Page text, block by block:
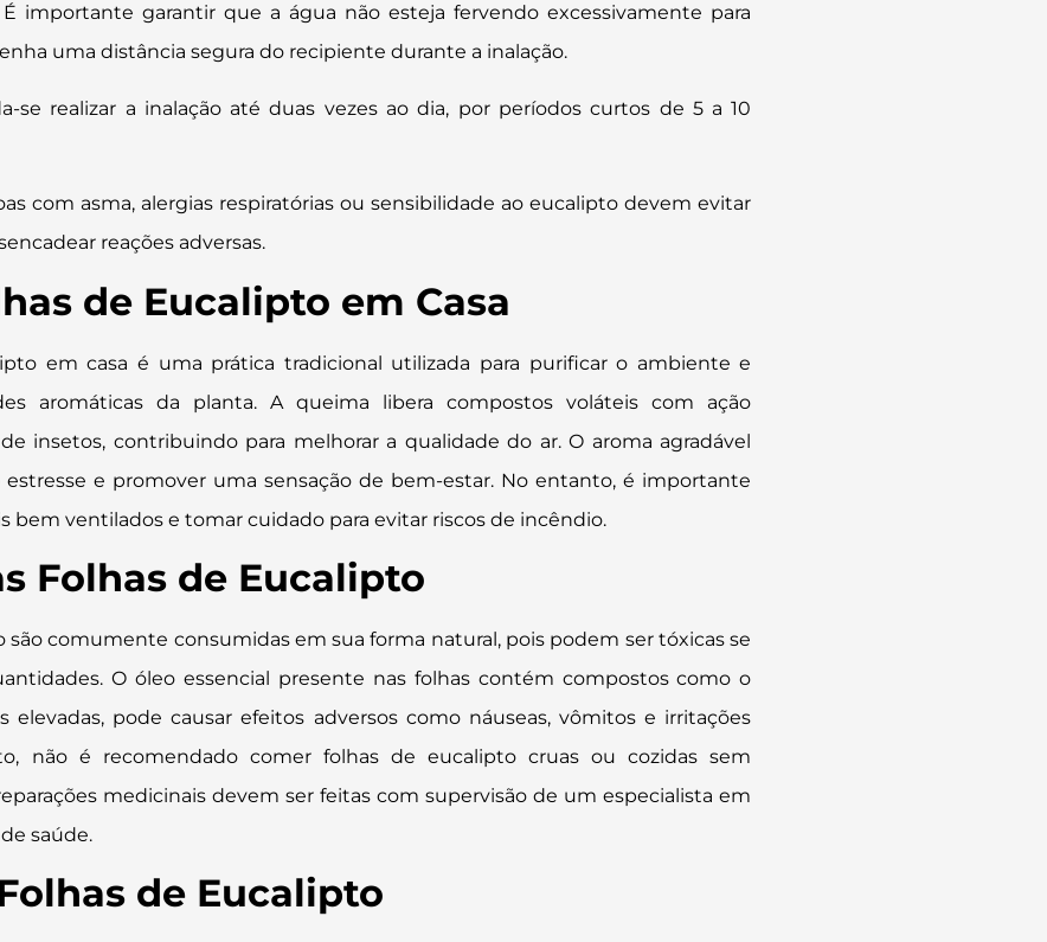
É importante garantir que a água não esteja fervendo excessivamente para
uma distância segura do recipiente durante a inalação.
se realizar a inalação até duas vezes ao dia, por períodos curtos de 5 a 10
com asma, alergias respiratórias ou sensibilidade ao eucalipto devem evitar
reações adversas.
de Eucalipto em Casa
em casa é uma prática tradicional utilizada para purificar o ambiente e
aromáticas da planta. A queima libera compostos voláteis com ação
insetos, contribuindo para melhorar a qualidade do ar. O aroma agradável
e promover uma sensação de bem-estar. No entanto, é importante
bem ventilados e tomar cuidado para evitar riscos de incêndio.
Folhas de Eucalipto
são comumente consumidas em sua forma natural, pois podem ser tóxicas se
O óleo essencial presente nas folhas contém compostos como o
elevadas, pode causar efeitos adversos como náuseas, vômitos e irritações
não é recomendado comer folhas de eucalipto cruas ou cozidas sem
medicinais devem ser feitas com supervisão de um especialista em
saúde.
de Eucalipto